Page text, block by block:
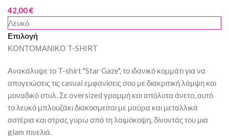
42,00€
Λευκό
Επιλογή
ΚΟΝΤΟΜΑΝΙΚΟ T-SHIRT
Ανακάλυψε το T-shirt "Star Gaze", το ιδανικό κομμάτι για να
απογειώσεις τις casual εμφανίσεις σου με διακριτική λάμψη και
μοναδικό στυλ. Σε oversized γραμμή και απόλυτα άνετο, αυτό
το λευκό μπλουζάκι διακοσμείται με μαύρα και μεταλλικά
αστέρια και στρας γύρω από τη λαιμόκοψη, δίνοντάς του μια
glam πινελιά.